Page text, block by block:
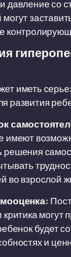
давление со
иметь
развития
имеют
решения
во взрослой
критика могут
будет
и